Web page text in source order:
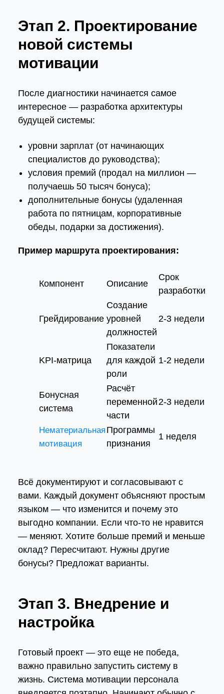
Этап 2. Проектирование
новой системы
мотивации
После диагностики начинается самое
интересное — разработка архитектуры
будущей системы:
уровни зарплат (от начинающих
специалистов до руководства);
условия премий (продал на миллион —
получаешь 50 тысяч бонуса);
дополнительные бонусы (удаленная
работа по пятницам, корпоративные
обеды, подарки за достижения).
Пример маршрута проектирования:
Компонент Описание
Срок
разработки
Грейдирование
Создание
уровней
должностей
2-3 недели
KPI-матрица
Показатели
для каждой
роли
1-2 недели
Бонусная
система
Расчёт
переменной
части
2-3 недели
Нематериальная
мотивация
Программы
признания
1 неделя
Всё документируют и согласовывают с
вами. Каждый документ объясняют простым
языком — что изменится и почему это
выгодно компании. Если что-то не нравится
— меняют. Хотите больше премий и меньше
оклад? Пересчитают. Нужны другие
бонусы? Предложат варианты.
Этап 3. Внедрение и
настройка
Готовый проект — это еще не победа,
важно правильно запустить систему в
жизнь. Система мотивации персонала